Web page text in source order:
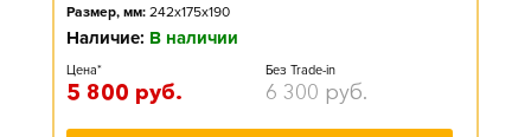
Размер, мм: 242x175x190
Наличие: В наличии
Цена*
5 800 руб.
Без Trade-in
6 300 руб.